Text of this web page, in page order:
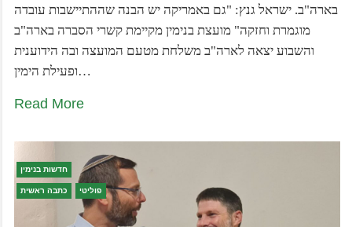
בארה"ב. ישראל גנץ: "גם באמריקה יש הבנה שההתיישבות עובדה
מוגמרת וחזקה" מועצת בנימין מקיימת קשרי הסברה בארה"ב
והשבוע יצאה לארה"ב משלחת מטעם המועצה ובה הידוענית
ופעילת הימין…
Read More
חדשות בנימין
כתבה ראשית פוליטי